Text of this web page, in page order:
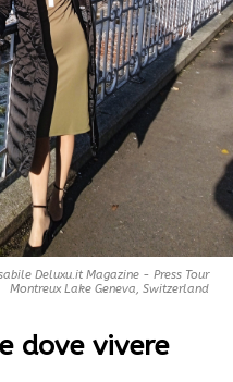
Deluxu.it Magazine - Press Tour
Montreux Lake Geneva, Switzerland
dove vivere